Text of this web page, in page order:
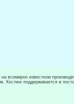
на всемирно известном
Хостинг поддерживается в